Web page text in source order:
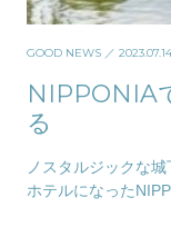
GOOD NEWS ／ 2023.07.14
NIPPONIA
る
ノスタルジックな
ホテルになった